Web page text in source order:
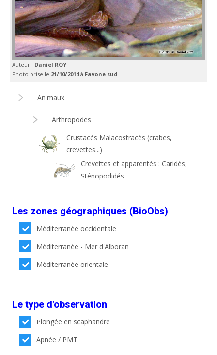
Auteur : Daniel ROY
Photo prise le 21/10/2014à Favone sud
Animaux
Arthropodes
Crustacés Malacostracés (crabes,
crevettes...)
Crevettes et apparentés : Caridés,
Sténopodidés...
Les zones géographiques (BioObs)
Méditerranée occidentale
Méditerranée - Mer d'Alboran
Méditerranée orientale
Le type d'observation
Plongée en scaphandre
Apnée / PMT